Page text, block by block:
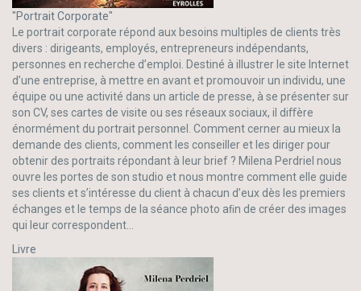
"Portrait Corporate"
Le portrait corporate répond aux besoins multiples de clients très
divers : dirigeants, employés, entrepreneurs indépendants,
personnes en recherche d’emploi. Destiné à illustrer le site Internet
d’une entreprise, à mettre en avant et promouvoir un individu, une
équipe ou une activité dans un article de presse, à se présenter sur
son CV, ses cartes de visite ou ses réseaux sociaux, il diﬀère
énormément du portrait personnel. Comment cerner au mieux la
demande des clients, comment les conseiller et les diriger pour
obtenir des portraits répondant à leur brief ? Milena Perdriel nous
ouvre les portes de son studio et nous montre comment elle guide
ses clients et s’intéresse du client à chacun d’eux dès les premiers
échanges et le temps de la séance photo aﬁn de créer des images
qui leur correspondent...
Livre